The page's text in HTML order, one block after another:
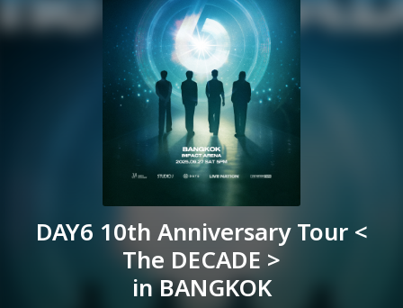
DAY6 10th Anniversary Tour <
The DECADE >
in BANGKOK